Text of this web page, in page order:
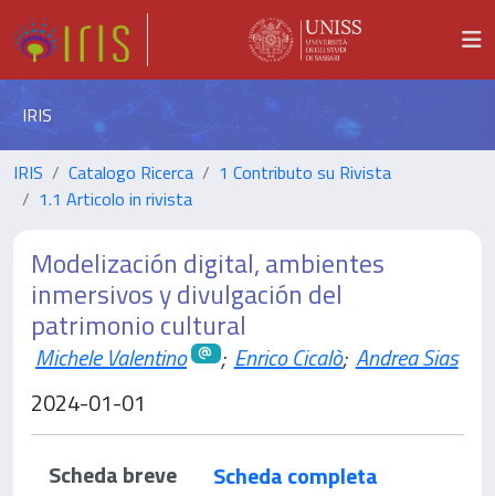
IRIS
IRIS Catalogo Ricerca
1 Contributo su Rivista
1.1 Articolo in rivista
Modelización digital, ambientes
inmersivos y divulgación del
patrimonio cultural
Michele Valentino ; Enrico Cicalò; Andrea Sias
2024-01-01
Scheda breve
Scheda completa